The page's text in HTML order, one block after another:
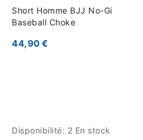
Short Homme BJJ No-Gi
Baseball Choke
44,90 €
Disponibilité: 2 En stock